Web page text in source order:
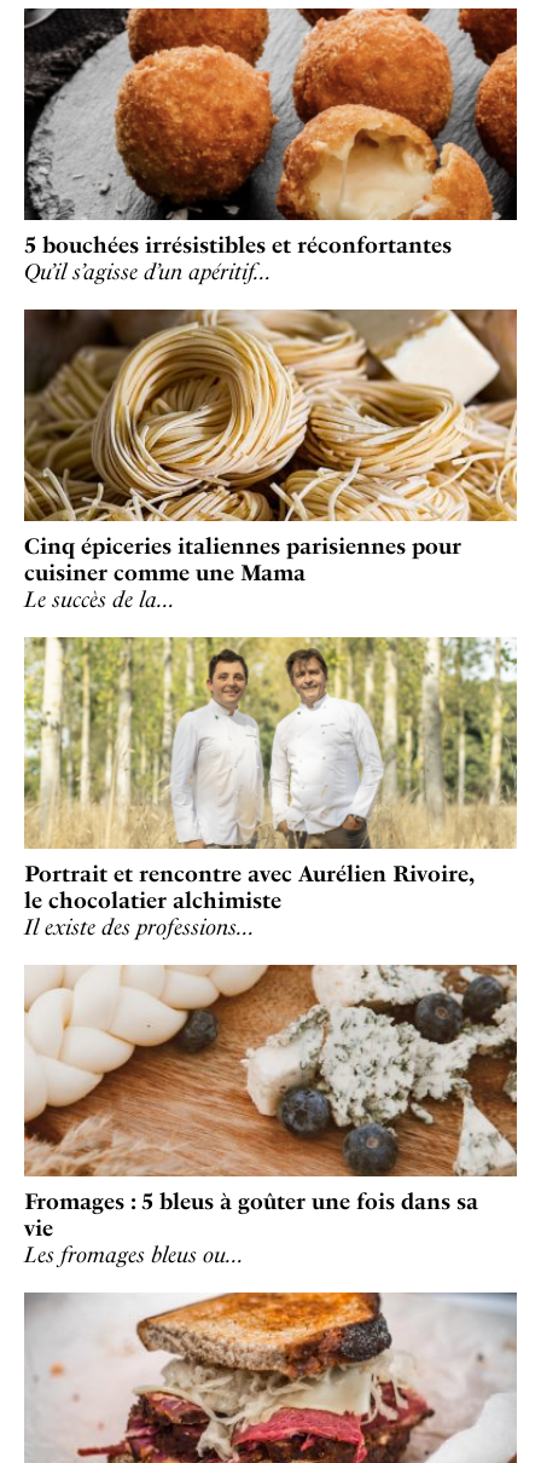
5 bouchées irrésistibles et réconfortantes
Qu’il s’agisse d’un apéritif…
Cinq épiceries italiennes parisiennes pour
cuisiner comme une Mama
Le succès de la…
Portrait et rencontre avec Aurélien Rivoire,
le chocolatier alchimiste
Il existe des professions…
Fromages : 5 bleus à goûter une fois dans sa
vie
Les fromages bleus ou…